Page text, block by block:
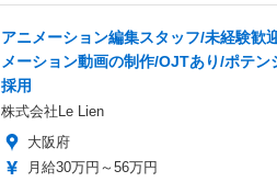
アニメーション編集スタッフ/未経験歓
メーション動画の制作/OJTあり/ポテン
採用
株式会社Le Lien
大阪府
月給30万円～56万円